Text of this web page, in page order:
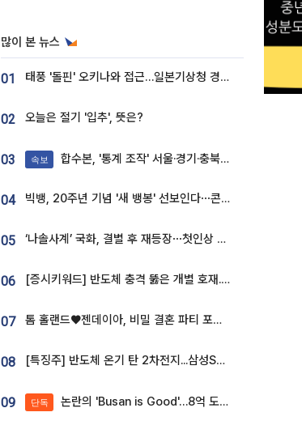
많이 본 뉴스
01 태풍 '돌핀' 오키나와 접근…일본기상청 경로 업데이트
02 오늘은 절기 '입추', 뜻은?
03 속보 합수본, '통계 조작' 서울·경기·충북 선관위 등 추가 압수수색
04 빅뱅, 20주년 기념 '새 뱅봉' 선보인다⋯콘서트 앞두고 팝업 개최
05 ‘나솔사계’ 국화, 결별 후 재등장⋯첫인상 투표 휩쓸고 ‘인기녀’ 등극
06 [증시키워드] 반도체 충격 뚫은 개별 호재...포스코퓨처엠·에코프로·한화솔루션 '눈길'
07 톰 홀랜드♥젠데이아, 비밀 결혼 파티 포착⋯호텔 대관비만 9억
08 [특징주] 반도체 온기 탄 2차전지...삼성SDI, 장 초반 7% 넘게 껑충
09 단독 논란의 'Busan is Good'…8억 도시브랜드, 용산 대통령실 CI 업체가 수행